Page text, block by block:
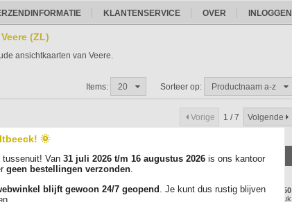
KLANTENSERVICE OVER INLOGGEN
Veere (ZL)
ansichtkaarten van Veere.
Sorteer op: Productnaam a-z
Items: 20
Vorige 1 / 7 Volgende
Prijs
- Kerk
€
2,50
Per stuk
🌞
tussenuit! Van 31 juli 2026 t/m 16 augustus 2026is ons kantoor
geen bestellingen verzonden.
blijft gewoon 24/7 geopend . Je kunt dus rustig blijven